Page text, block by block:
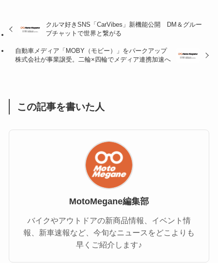
(47)
(1)
(16)
(1)
クルマ好きSNS「CarVibes」新機能公開 DM＆グルー
プチャットで世界と繋がる
自動車メディア「MOBY（モビー）」をパークアップ
株式会社が事業譲受。二輪×四輪でメディア連携加速へ
この記事を書いた人
MotoMegane編集部
バイクやアウトドアの新商品情報、イベント情
報、新車速報など、今旬なニュースをどこよりも
早くご紹介します♪